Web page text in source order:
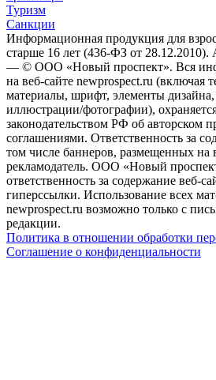
Туризм
Санкции
Информационная продукция для
старше 16 лет (436-ФЗ от 28.12.2010).
— © ООО «Новый проспект». Вся
на веб-сайте newprospect.ru (включая
материалы, шрифт, элементы
иллюстрации/фотографии),
законодательством РФ об авторском
соглашениями. Ответственность за
том числе баннеров, размещенных на
рекламодатель. ООО «Новый
ответственность за содержание веб-
гиперссылки. Использование всех
newprospect.ru возможно только с
редакции.
Политика в отношении обработки
Соглашение о конфиденциальности